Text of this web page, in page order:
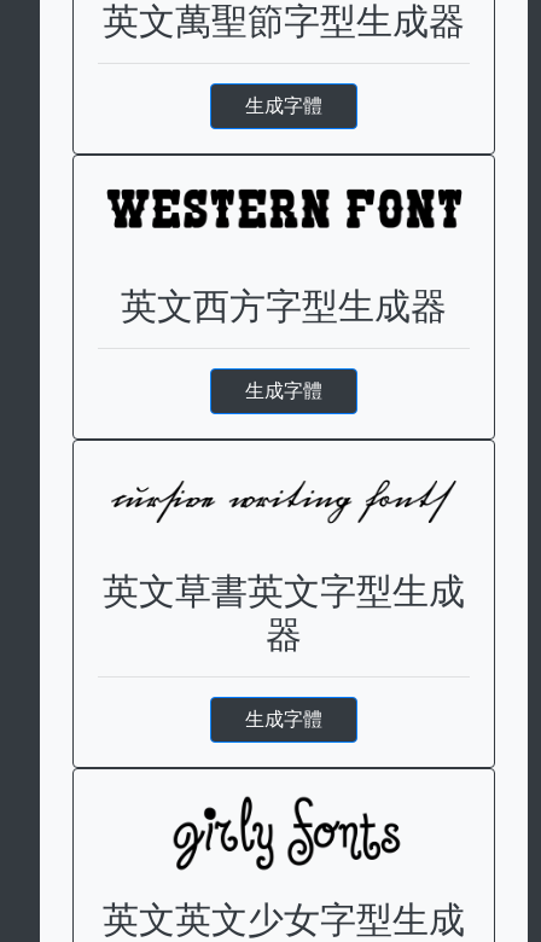
英文萬聖節字型生成器
生成字體
英文西方字型生成器
生成字體
英文草書英文字型生成
器
生成字體
英文英文少女字型生成